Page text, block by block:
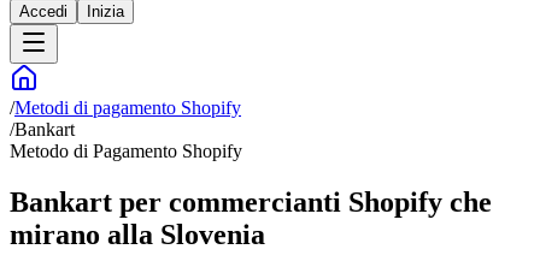
Accedi Inizia
/Metodi di pagamento Shopify
/Bankart
Metodo di Pagamento Shopify
Bankart per commercianti Shopify che
mirano alla Slovenia